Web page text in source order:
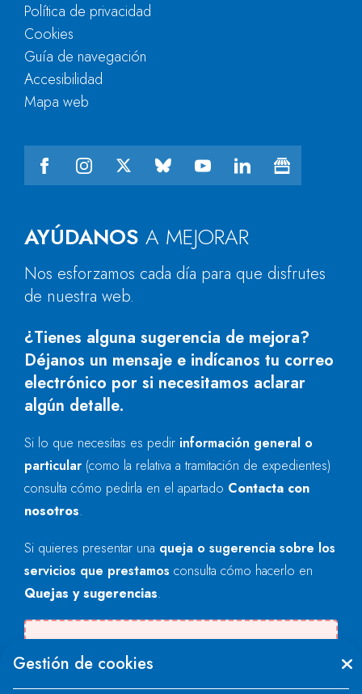
AYÚDANOS A MEJORAR
Nos esforzamos cada día para que disfrutes
de nuestra web.
¿Tienes alguna sugerencia de mejora?
Déjanos un mensaje e indícanos tu correo
electrónico por si necesitamos aclarar
algún detalle.
Si lo que necesitas es pedir información general o
particular (como la relativa a tramitación de expedientes)
consulta cómo pedirla en el apartado Contacta con
nosotros.
Si quieres presentar una queja o sugerencia sobre los
servicios que prestamos consulta cómo hacerlo en
Quejas y sugerencias.
"text".
Política de privacidad
Cookies
Guía de navegación
Accesibilidad
Mapa web
Gestión de cookies